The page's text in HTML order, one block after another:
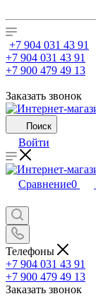
+7 904 031 43 91
+7 904 031 43 91
+7 900 479 49 13
Заказать звонок
Поиск
Войти
Сравнение0
Телефоны
+7 904 031 43 91
+7 900 479 49 13
Заказать звонок